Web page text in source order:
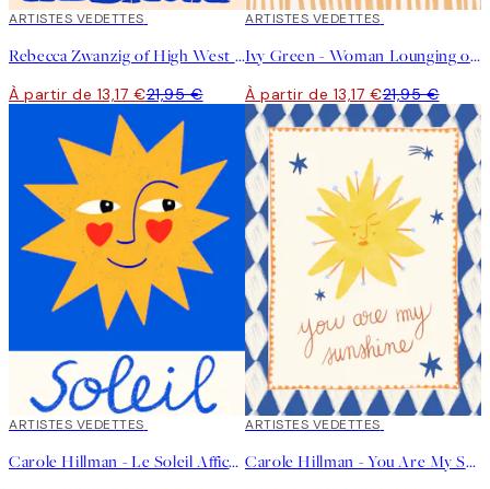
40%*
ARTISTES VEDETTES
Rebecca Zwanzig of High West Wild - Olga Affiche
À partir de 13,17 €21,95 €
40%*
ARTISTES VEDETTES
Ivy Green - Woman Lounging on the Bed Affiche
À partir de 13,17 €21,95 €
40%*
ARTISTES VEDETTES
Carole Hillman - Le Soleil Affiche
40%*
ARTISTES VEDETTES
Carole Hillman - You Are My Sunshine Affiche